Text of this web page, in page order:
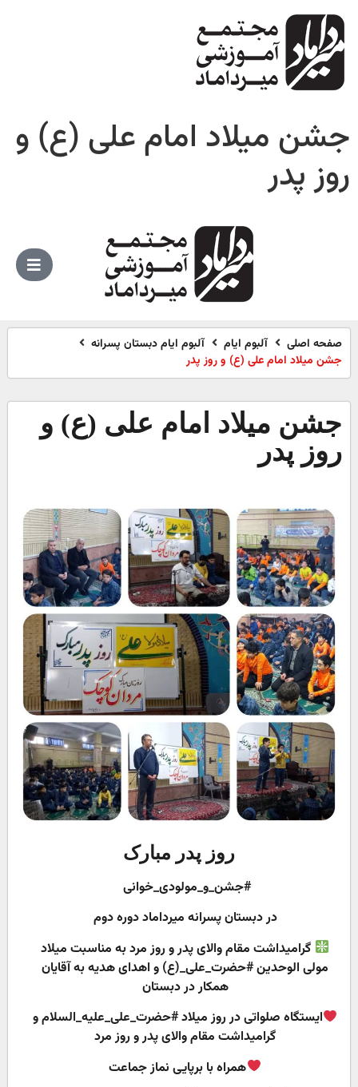
جشن میلاد امام علی (ع) و
روز پدر
صفحه اصلی آلبوم ایام
آلبوم ایام دبستان پسرانه
جشن میلاد امام علی (ع) و روز پدر
جشن میلاد امام علی (ع) و
روز پدر
روز پدر مبارک
#جشن_و_مولودی_خوانی
در دبستان پسرانه میرداماد دوره دوم
گرامیداشت مقام والای پدر و روز مرد به مناسبت میلاد
مولی الوحدین #حضرت_علی_(ع) و اهدای هدیه به آقایان
همکار در دبستان
ایستگاه صلواتی در روز میلاد #حضرت_علی_علیه_السلام و
گرامیداشت مقام والای پدر و روز مرد
همراه با برپایی نماز جماعت